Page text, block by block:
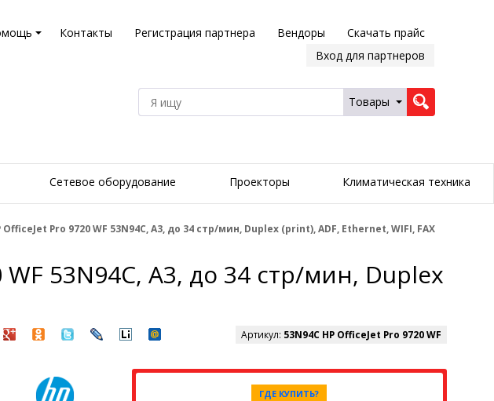
Контакты Регистрация партнера Вендоры
Скачать прайс
Вход для партнеров
Товары
Сетевое оборудование Проекторы Климатическая техника
Pro 9720 WF 53N94C, А3, до 34 стр/мин, Duplex (print), ADF, Ethernet, WIFI, FAX
53N94C, А3, до 34 стр/мин, Duplex
Артикул: 53N94C HP OfficeJet Pro 9720 WF
ГДЕ КУПИТЬ?